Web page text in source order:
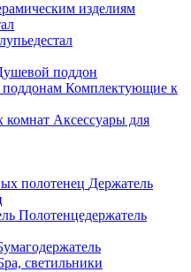
изделиям
поддон
Комплектующие к
Аксессуары для
Держатель
Полотенцедержатель
светильники